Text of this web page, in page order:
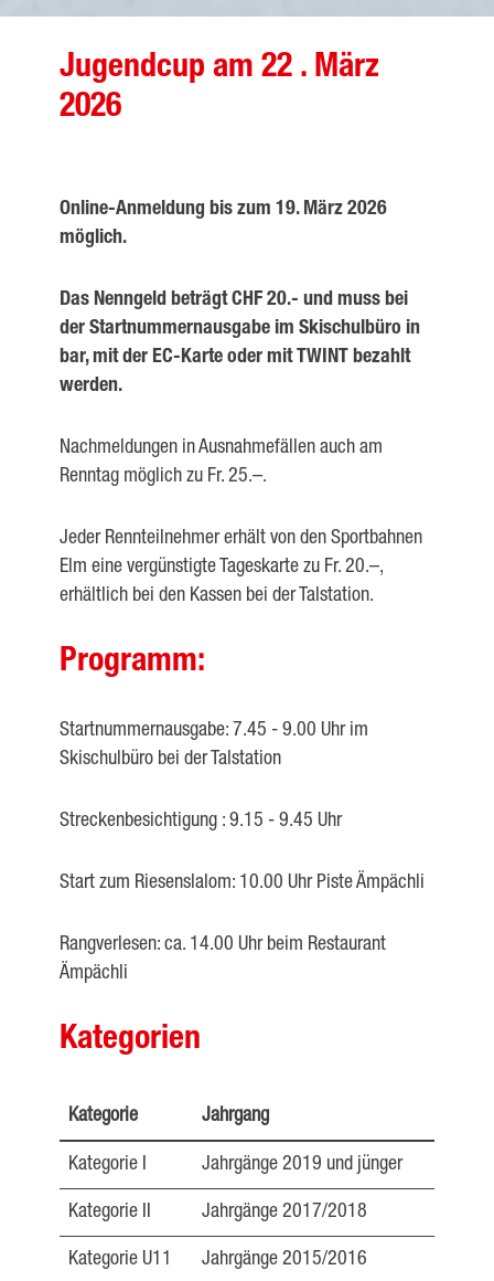
Jugendcup am 22 . März
2026
Online-Anmeldung bis zum 19. März 2026
möglich.
Das Nenngeld beträgt CHF 20.- und muss bei
der Startnummernausgabe im Skischulbüro in
bar, mit der EC-Karte oder mit TWINT bezahlt
werden.
Nachmeldungen in Ausnahmefällen auch am
Renntag möglich zu Fr. 25.–.
Jeder Rennteilnehmer erhält von den Sportbahnen
Elm eine vergünstigte Tageskarte zu Fr. 20.–,
erhältlich bei den Kassen bei der Talstation.
Programm:
Startnummernausgabe: 7.45 - 9.00 Uhr im
Skischulbüro bei der Talstation
Streckenbesichtigung : 9.15 - 9.45 Uhr
Start zum Riesenslalom: 10.00 Uhr Piste Ämpächli
Rangverlesen: ca. 14.00 Uhr beim Restaurant
Ämpächli
Kategorien
Kategorie Jahrgang
Kategorie I Jahrgänge 2019 und jünger
Kategorie II Jahrgänge 2017/2018
Kategorie U11 Jahrgänge 2015/2016